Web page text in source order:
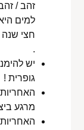
זהב /
למים
חצי שנה
.
יש
גופרית !
מרגע